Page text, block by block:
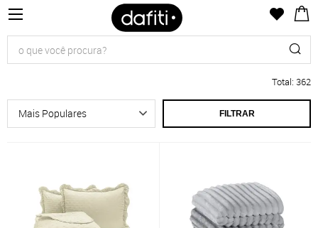
Total: 362
FILTRAR